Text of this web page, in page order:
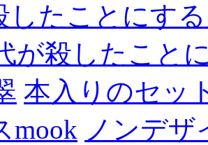
したことにす
が殺したこと
本入りのセッ
mook ノンデザ